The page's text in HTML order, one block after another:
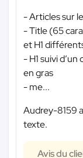
- Articles sur
- Title (65
et H1
- H1 suivi
en gras
- me...
Audrey-8159
texte.
Avis du